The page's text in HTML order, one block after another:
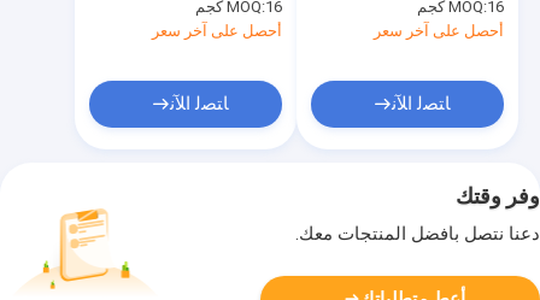
الطبيعي أثناء وجوده في
البودرة السائبة
MOQ:16 كجم
أحصل على آخر سعر
ﺎﺘﺼﻟ ﺍﻶﻧ
Silsesquioxane
Crosspolymer في
MOQ:16 كجم
أحصل على آخر سعر
ﺎﺘﺼﻟ ﺍﻶﻧ
وفر وقتك
دعنا نتصل بأفضل المنتجات معك.